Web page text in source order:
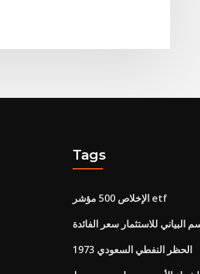
Tags
الإخلاص 500 مؤشر etf
البياني للاستثمار سعر الفائدة
1973 الحظر النفطي السعودي